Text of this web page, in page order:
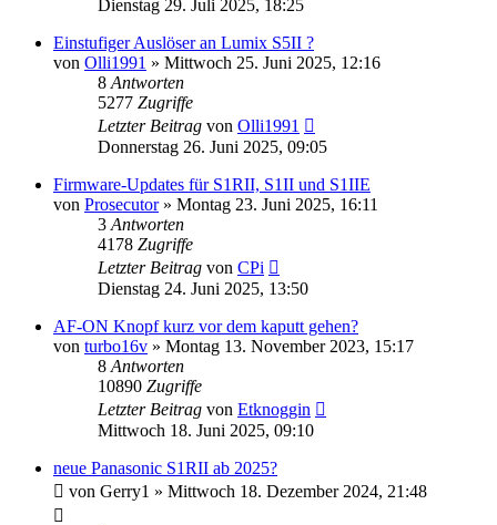
Dienstag 29. Juli 2025, 18:25
Einstufiger Auslöser an Lumix S5II ?
von Olli1991 » Mittwoch 25. Juni 2025, 12:16
8 Antworten
5277 Zugriffe
Letzter Beitrag von Olli1991
Donnerstag 26. Juni 2025, 09:05
Firmware-Updates für S1RII, S1II und S1IIE
von Prosecutor» Montag 23. Juni 2025, 16:11
3 Antworten
4178 Zugriffe
Letzter Beitrag von CPi
Dienstag 24. Juni 2025, 13:50
AF-ON Knopf kurz vor dem kaputt gehen?
von turbo16v » Montag 13. November 2023, 15:17
8 Antworten
10890 Zugriffe
Letzter Beitrag von Etknoggin
Mittwoch 18. Juni 2025, 09:10
neue Panasonic S1RII ab 2025?
von Gerry1 » Mittwoch 18. Dezember 2024, 21:48